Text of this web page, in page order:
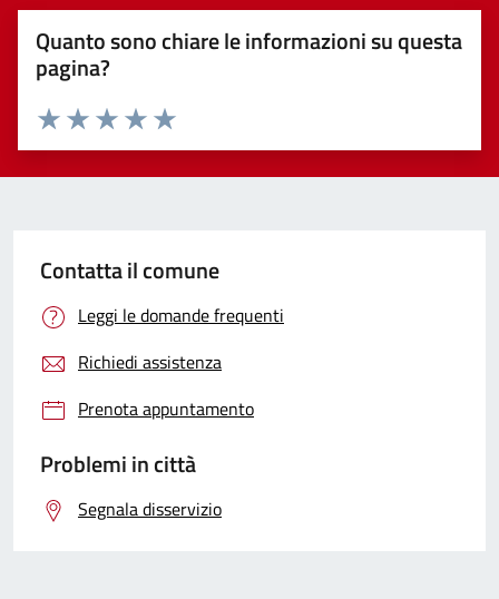
Quanto sono chiare le informazioni su questa
pagina?
Valuta 5 stelle su 5
Valuta 4 stelle su 5
Valuta 3 stelle su 5
Valuta 2 stelle su 5
Valuta 1 stelle su 5
Contatta il comune
Leggi le domande frequenti
Richiedi assistenza
Prenota appuntamento
Problemi in città
Segnala disservizio